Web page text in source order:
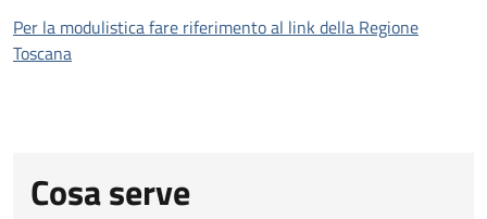
Per la modulistica fare riferimento al link della Regione
Toscana
Cosa serve